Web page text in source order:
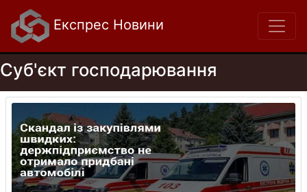
Експрес Новини
Суб'єкт господарювання